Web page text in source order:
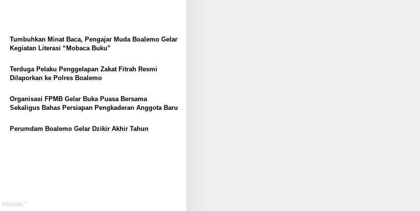
Tumbuhkan Minat Baca, Pengajar Muda Boalemo Gelar
Kegiatan Literasi “Mobaca Buku”
Terduga Pelaku Penggelapan Zakat Fitrah Resmi
Dilaporkan ke Polres Boalemo
Organisasi FPMB Gelar Buka Puasa Bersama
Sekaligus Bahas Persiapan Pengkaderan Anggota Baru
Perumdam Boalemo Gelar Dzikir Akhir Tahun
ditandai *